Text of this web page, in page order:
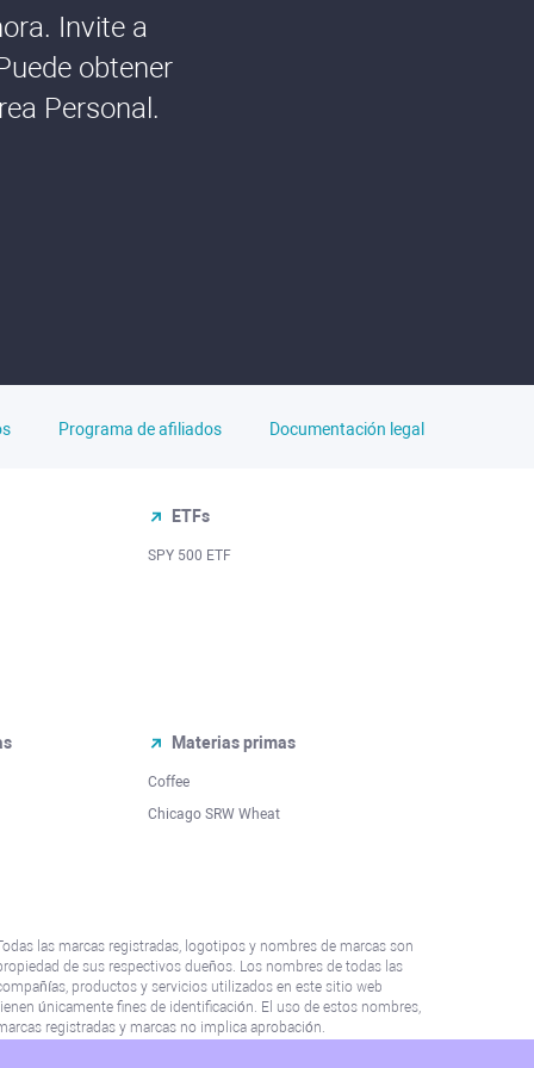
Invite a
obtener
Personal.
Programa de afiliados Documentación legal
ETFs
SPY 500 ETF
Materias primas
Coffee
Chicago SRW Wheat
las marcas registradas, logotipos y nombres de marcas son
de sus respectivos dueños. Los nombres de todas las
productos y servicios utilizados en este sitio web
únicamente fines de identificación. El uso de estos nombres,
registradas y marcas no implica aprobación.